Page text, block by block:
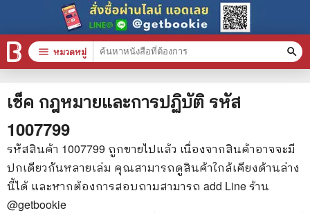
เช็ค กฎหมายและการปฏิบัติ รหัส
1007799
รหัสสินค้า 1007799 ถูกขายไปแล้ว เนื่องจากสินค้าอาจจะมี
ปกเดียวกันหลายเล่ม คุณสามารถดูสินค้าใกล้เคียงด้านล่าง
นี้ได้ และหากต้องการสอบถามสามารถ add Line ร้าน
@getbookie
menu หมวดหมู่ search
หมวดหมู่สินค้า
หนังสือทั้งหมด
stars สินค้าใช้เฉพาะแต้มเท่านั้น
📚 หนังสือทั่วไป